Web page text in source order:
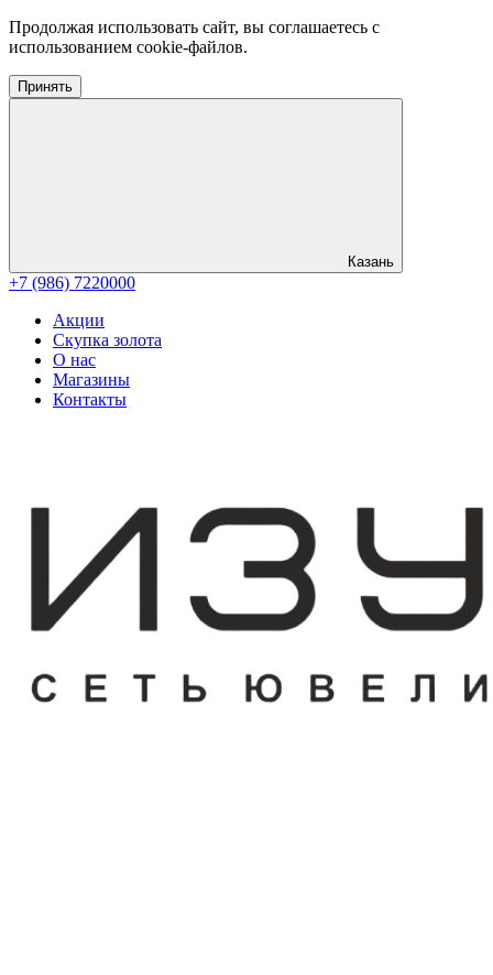
Продолжая использовать сайт, вы соглашаетесь с
использованием cookie-файлов.
Принять
Казань
+7 (986) 7220000
Акции
Скупка золота
О нас
Магазины
Контакты